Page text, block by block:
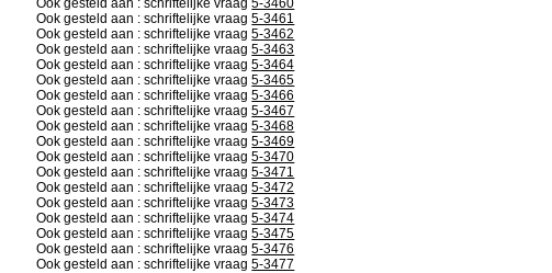
Ook gesteld aan : schriftelijke vraag5-3460
Ook gesteld aan : schriftelijke vraag5-3461
Ook gesteld aan : schriftelijke vraag5-3462
Ook gesteld aan : schriftelijke vraag5-3463
Ook gesteld aan : schriftelijke vraag5-3464
Ook gesteld aan : schriftelijke vraag5-3465
Ook gesteld aan : schriftelijke vraag5-3466
Ook gesteld aan : schriftelijke vraag5-3467
Ook gesteld aan : schriftelijke vraag5-3468
Ook gesteld aan : schriftelijke vraag5-3469
Ook gesteld aan : schriftelijke vraag5-3470
Ook gesteld aan : schriftelijke vraag5-3471
Ook gesteld aan : schriftelijke vraag5-3472
Ook gesteld aan : schriftelijke vraag5-3473
Ook gesteld aan : schriftelijke vraag5-3474
Ook gesteld aan : schriftelijke vraag5-3475
Ook gesteld aan : schriftelijke vraag5-3476
Ook gesteld aan : schriftelijke vraag5-3477